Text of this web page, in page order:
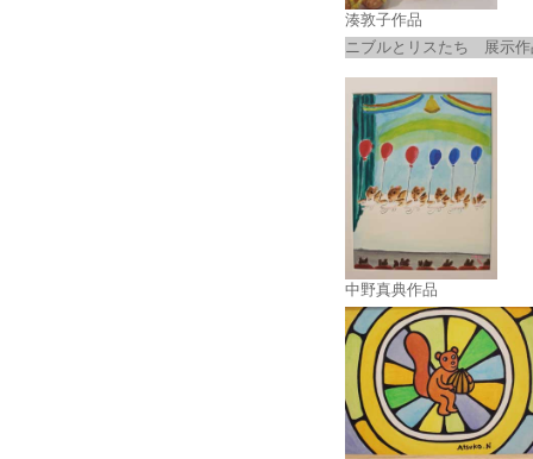
湊敦子作品
ニブルとリスたち 展示作
中野真典作品